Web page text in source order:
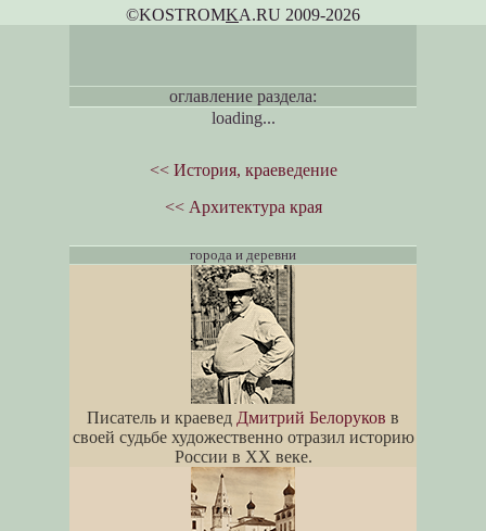
©KOSTROMKA.RU 2009-2026
оглавление раздела:
loading...
<< История, краеведение
<< Архитектура края
города и деревни
Писатель и краевед Дмитрий Белоруков в
своей судьбе художественно отразил историю
России в XX веке.